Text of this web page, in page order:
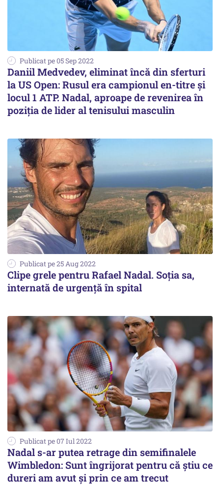
Publicat pe 05 Sep 2022
Daniil Medvedev, eliminat încă din sferturi
la US Open: Rusul era campionul en-titre și
locul 1 ATP. Nadal, aproape de revenirea în
poziția de lider al tenisului masculin
Publicat pe 25 Aug 2022
Clipe grele pentru Rafael Nadal. Soţia sa,
internată de urgenţă în spital
Publicat pe 07 Iul 2022
Nadal s-ar putea retrage din semifinalele
Wimbledon: Sunt îngrijorat pentru că știu ce
dureri am avut și prin ce am trecut